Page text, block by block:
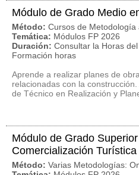
Módulo de Grado Medio
Método: Cursos de Metodología
Temática: Módulos FP 2026
Duración: Consultar la Horas
Formación horas
Aprende a realizar planes de
relacionadas con la
de Técnico en Realización y
Módulo de Grado
Comercialización
Método: Varias Metodologías: